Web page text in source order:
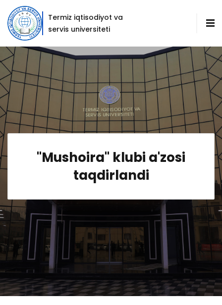
Termiz iqtisodiyot va
servis universiteti
"Mushoira" klubi a'zosi
taqdirlandi